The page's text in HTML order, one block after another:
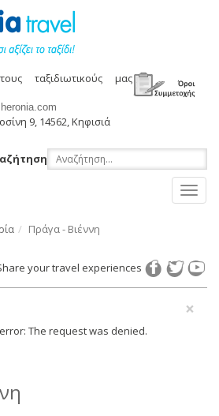
ταξιδιωτικούς μας
9, 14562, Κηφισιά
Toggle
Πράγα - Βιέννη
your travel experiences
×
The request was denied.